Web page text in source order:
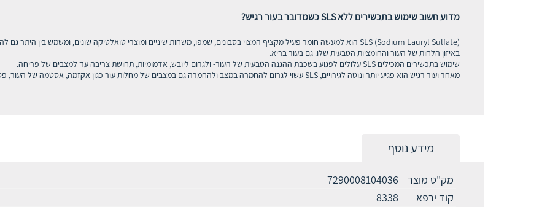
מדוע חשוב שימוש בתכשירים ללא SLS כשמדובר בעור רגיש?
באיזון הלחות של העור והחומציות הטבעית שלו. גם בעור בריא.
שימוש בתכשירים המכילים SLS עלולים לפגוע בשכבת ההגנה הטבעית של העור- ולגרום ליובש, אדמומיות, תחושת צריבה עד למצבים של פריחה.
מאחר ועור רגיש הוא פגיע יותר ונוטה לגירויים, SLS עשוי לגרום להחמרה במצב ולהחמרה גם במצבים של מחלות עור כגון אקזמה, אסטמה של העור, פסוריאזיס וכו'.
מידע נוסף
מק"ט מוצר
7290008104036
קוד ירפא
8338